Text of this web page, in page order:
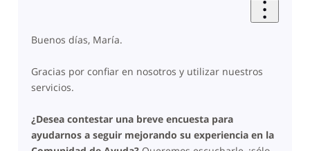
Buenos días, María.
Gracias por confiar en nosotros y utilizar nuestros
servicios.
¿Desea contestar una breve encuesta para
ayudarnos a seguir mejorando su experiencia en la